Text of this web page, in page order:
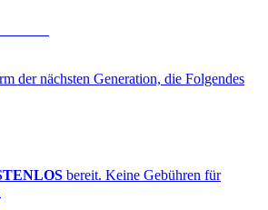
der nächsten Generation, die Folgendes
bereit. Keine Gebühren für